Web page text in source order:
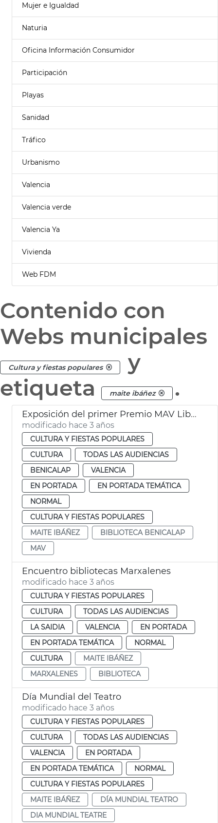
Mujer e Igualdad
Naturia
Oficina Información Consumidor
Participación
Playas
Sanidad
Tráfico
Urbanismo
Valencia
Valencia verde
Valencia Ya
Vivienda
Web FDM
Contenido con
Webs municipales
Cultura y fiestas populares
y
etiqueta
maite ibáñez .
Exposición del primer Premio MAV Libro de artista
modificado hace 3 años
CULTURA Y FIESTAS POPULARES
CULTURA
TODAS LAS AUDIENCIAS
BENICALAP
VALENCIA
EN PORTADA
EN PORTADA TEMÁTICA
NORMAL
CULTURA Y FIESTAS POPULARES
MAITE IBÁÑEZ
BIBLIOTECA BENICALAP
MAV
Encuentro bibliotecas Marxalenes
modificado hace 3 años
CULTURA Y FIESTAS POPULARES
CULTURA
TODAS LAS AUDIENCIAS
LA SAIDIA
VALENCIA
EN PORTADA
EN PORTADA TEMÁTICA
NORMAL
CULTURA
MAITE IBÁÑEZ
MARXALENES
BIBLIOTECA
Día Mundial del Teatro
modificado hace 3 años
CULTURA Y FIESTAS POPULARES
CULTURA
TODAS LAS AUDIENCIAS
VALENCIA
EN PORTADA
EN PORTADA TEMÁTICA
NORMAL
CULTURA Y FIESTAS POPULARES
MAITE IBÁÑEZ
DÍA MUNDIAL TEATRO
DIA MUNDIAL TEATRE